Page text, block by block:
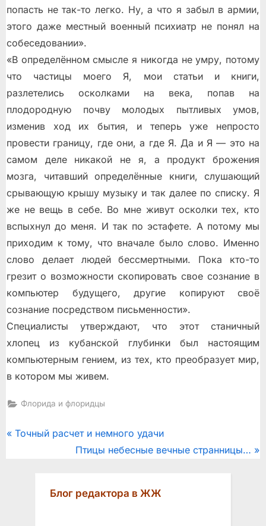
попасть не так-то легко. Ну, а что я забыл в армии,
этого даже местный военный психиатр не понял на
собеседовании».
«В определённом смысле я никогда не умру, потому
что частицы моего Я, мои статьи и книги,
разлетелись осколками на века, попав на
плодородную почву молодых пытливых умов,
изменив ход их бытия, и теперь уже непросто
провести границу, где они, а где Я. Да и Я — это на
самом деле никакой не я, а продукт брожения
мозга, читавший определённые книги, слушающий
срывающую крышу музыку и так далее по списку. Я
же не вещь в себе. Во мне живут осколки тех, кто
вспыхнул до меня. И так по эстафете. А потому мы
приходим к тому, что вначале было слово. Именно
слово делает людей бессмертными. Пока кто-то
грезит о возможности скопировать свое сознание в
компьютер будущего, другие копируют своё
сознание посредством письменности».
Специалисты утверждают, что этот станичный
хлопец из кубанской глубинки был настоящим
компьютерным гением, из тех, кто преобразует мир,
в котором мы живем.
Флорида и флоридцы
Post
P
Точный расчет и немного удачи
N
t
Птицы небесные вечные странницы…
Блог редактора в ЖЖ